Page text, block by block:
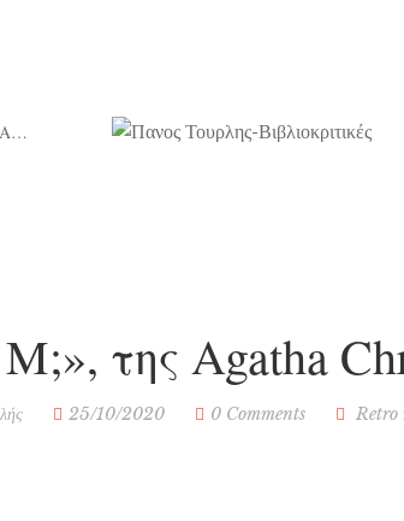
της Agatha
25/10/2020 0 Comments Retro